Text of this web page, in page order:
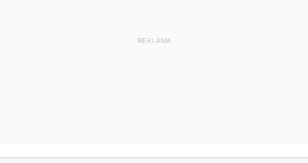
REKLAMA